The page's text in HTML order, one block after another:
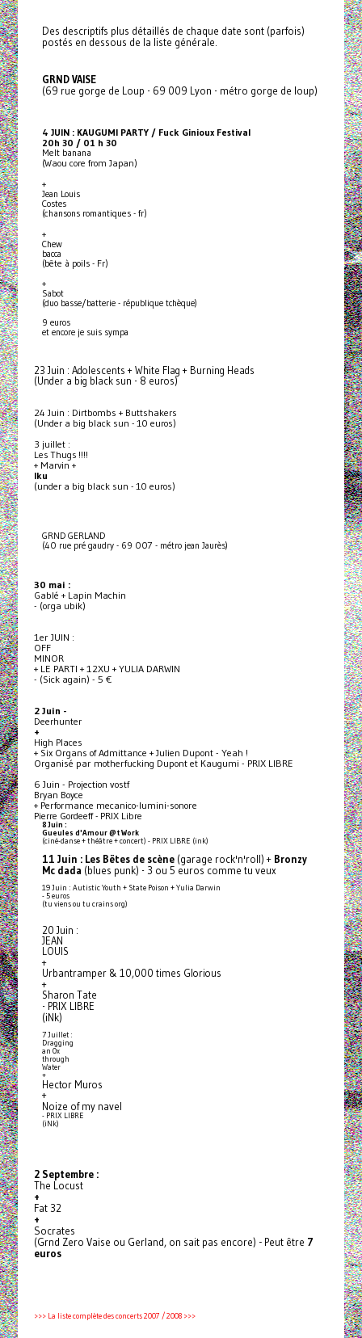
Des descriptifs plus détaillés de chaque date sont (parfois)
postés en dessous de la liste générale.
GRND VAISE
(69 rue gorge de Loup - 69 009 Lyon - métro gorge de loup)
4 JUIN : KAUGUMI PARTY / Fuck Ginioux Festival
20h 30 / 01 h 30
Melt banana
(Waou core from Japan)
+
Jean Louis
Costes
(chansons romantiques - fr)
+
Chew
bacca
(bête à poils - Fr)
+
Sabot
(duo basse/batterie - république tchèque)
9 euros
et encore je suis sympa
23 Juin : Adolescents + White Flag + Burning Heads
(Under a big black sun - 8 euros)
24 Juin : Dirtbombs + Buttshakers
(Under a big black sun - 10 euros)
3 juillet :
Les Thugs !!!!
+ Marvin +
Iku
(under a big black sun - 10 euros)
GRND GERLAND
(40 rue pré gaudry - 69 007 - métro jean Jaurès)
30 mai :
Gablé + Lapin Machin
- (orga ubik)
1er JUIN :
OFF
MINOR
+ LE PARTI + 12XU + YULIA DARWIN
- (Sick again) - 5 €
2 Juin -
Deerhunter
+
High Places
+ Six Organs of Admittance + Julien Dupont - Yeah !
Organisé par motherfucking Dupont et Kaugumi - PRIX LIBRE
6 Juin - Projection vostf
Bryan Boyce
+ Performance mecanico-lumini-sonore
Pierre Gordeeff - PRIX Libre
8 Juin :
Gueules d'Amour @t Work
(ciné-danse + théâtre + concert) - PRIX LIBRE (ink)
11 Juin : Les Bëtes de scène(garage rock'n'roll) + Bronzy
Mc dada (blues punk) - 3 ou 5 euros comme tu veux
19 Juin : Autistic Youth + State Poison + Yulia Darwin
- 5 euros
(tu viens ou tu crains org)
20 Juin :
JEAN
LOUIS
+
Urbantramper & 10,000 times Glorious
+
Sharon Tate
- PRIX LIBRE
(iNk)
7 Juillet :
Dragging
an Ox
through
Water
+
Hector Muros
+
Noize of my navel
- PRIX LIBRE
(iNk)
2 Septembre :
The Locust
+
Fat 32
+
Socrates
(Grnd Zero Vaise ou Gerland, on sait pas encore) - Peut être 7
euros
>>> La liste complète des concerts 2007 / 2008 >>>